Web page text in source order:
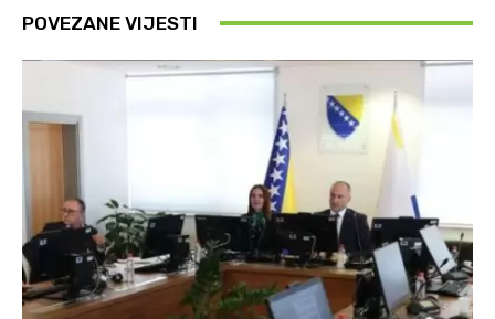
POVEZANE VIJESTI